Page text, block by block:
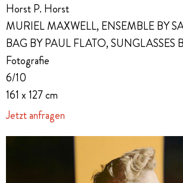
Horst P. Horst
MURIEL MAXWELL, ENSEMBLE BY
BAG BY PAUL FLATO, SUNGLASSES
Fotografie
6/10
161 x 127 cm
Jetzt anfragen